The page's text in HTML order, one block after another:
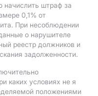
начислить штраф за
0,1% от
При несоблюдении
о нарушителе
реестр должников и
задолженности.
каких условиях не я
положениями